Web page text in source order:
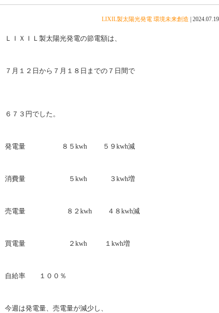
LIXIL製太陽光発電 環境未来創造 2024.07.19
ＬＩＸＩＬ製太陽光発電の節電額は、
７月１２日から７月１８日までの７日間で
６７３円でした。
発電量 ８５kwh ５９kwh減
消費量 ５kwh ３kwh増
売電量 ８２kwh ４８kwh減
買電量 ２kwh １kwh増
自給率 １００％
今週は発電量、売電量が減少し、